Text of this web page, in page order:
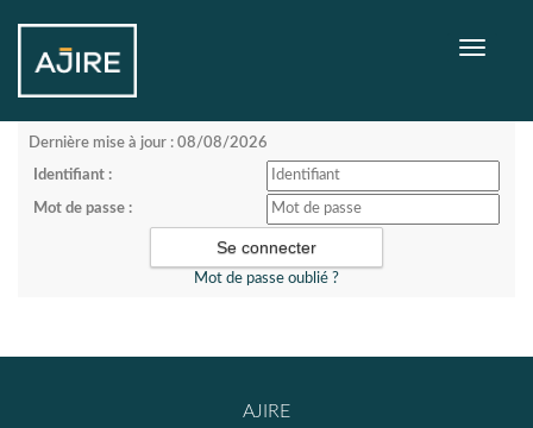
Toggle
Dernière mise à jour : 08/08/2026
Identifiant :
Mot de passe :
Mot de passe oublié ?
AJIRE